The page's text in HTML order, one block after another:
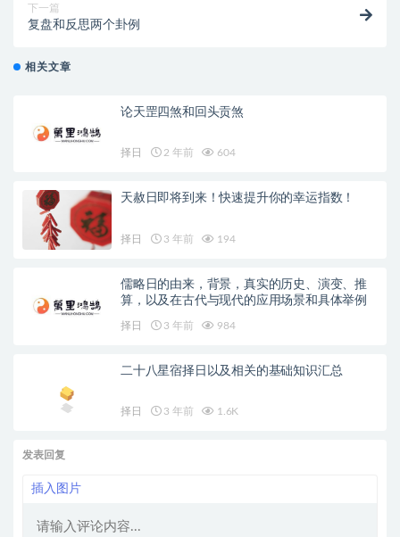
下一篇
复盘和反思两个卦例
相关文章
论天罡四煞和回头贡煞
择日 2 年前 604
天赦日即将到来！快速提升你的幸运指数！
择日 3 年前 194
儒略日的由来，背景，真实的历史、演变、推
算，以及在古代与现代的应用场景和具体举例
择日 3 年前 984
二十八星宿择日以及相关的基础知识汇总
择日 3 年前 1.6K
发表回复
插入图片